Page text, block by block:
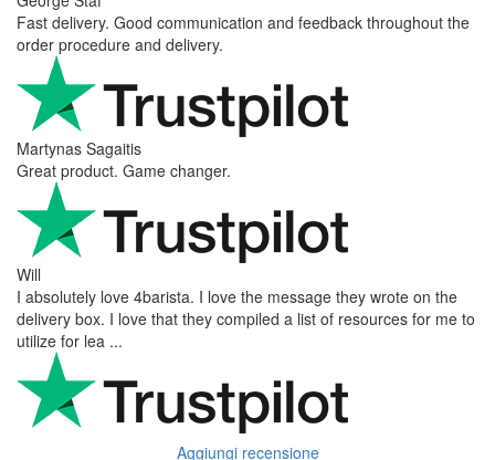
Fast delivery. Good communication and feedback throughout the
order procedure and delivery.
Martynas Sagaitis
Great product. Game changer.
Will
I absolutely love 4barista. I love the message they wrote on the
delivery box. I love that they compiled a list of resources for me to
utilize for lea ...
Aggiungi recensione